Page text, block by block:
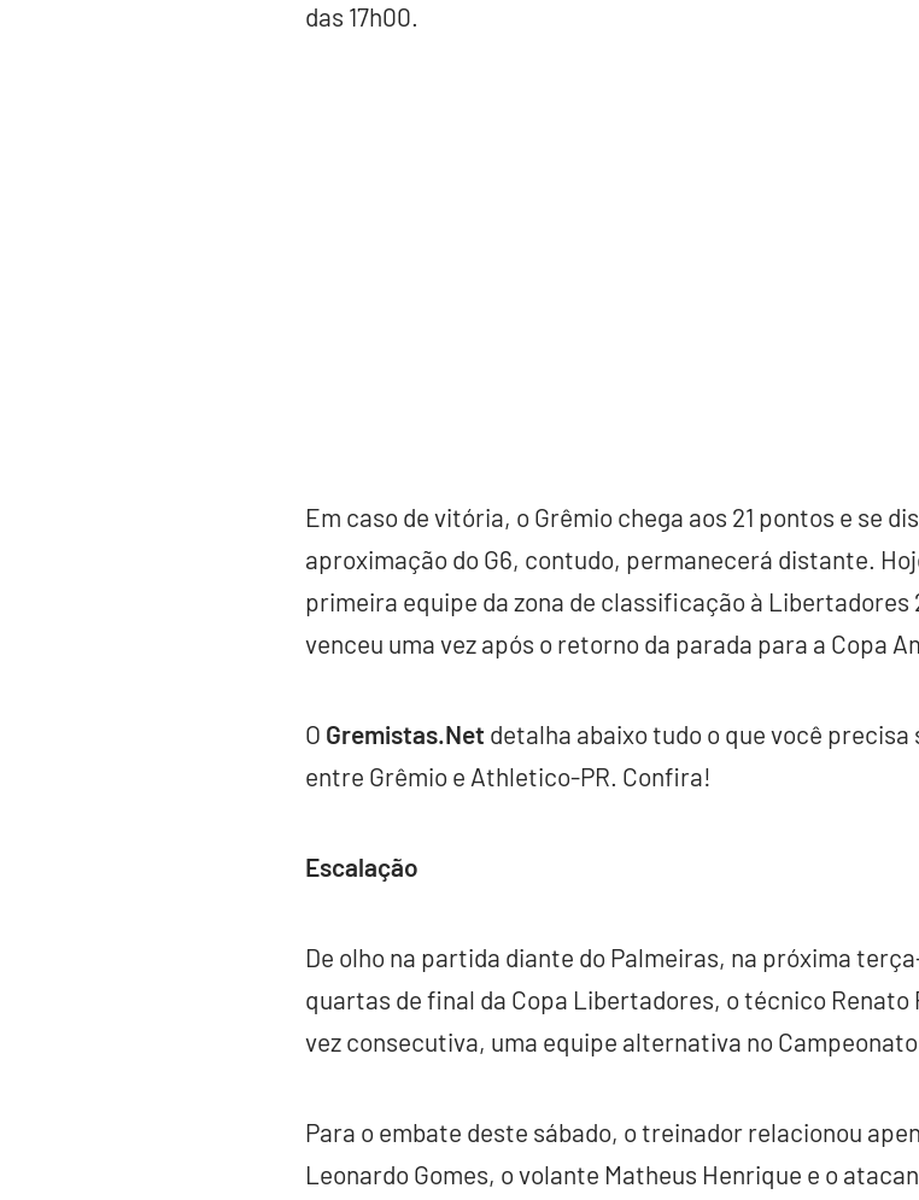
das 17h00.
Em caso de vitória, o Grêmio chega aos 21 pontos e se
aproximação do G6, contudo, permanecerá distante.
primeira equipe da zona de classificação à
venceu uma vez após o retorno da parada para a Copa
O Gremistas.Net detalha abaixo tudo o que você
entre Grêmio e Athletico-PR. Confira!
Escalação
De olho na partida diante do Palmeiras, na próxima
quartas de final da Copa Libertadores, o técnico
vez consecutiva, uma equipe alternativa no
Para o embate deste sábado, o treinador relacionou
Leonardo Gomes, o volante Matheus Henrique e o